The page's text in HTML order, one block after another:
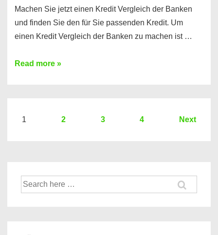
Machen Sie jetzt einen Kredit Vergleich der Banken
und finden Sie den für Sie passenden Kredit. Um
einen Kredit Vergleich der Banken zu machen ist …
Sie
Hier
Banken
Read more »
Seitennummerierung
1 2 3 4 Next
Suche
nach: